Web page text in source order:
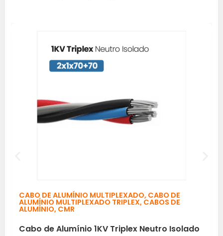
CABO DE ALUMÍNIO MULTIPLEXADO, CABO DE
ALUMÍNIO MULTIPLEXADO TRIPLEX, CABOS DE
ALUMÍNIO, CMR
Cabo de Alumínio 1KV Triplex Neutro Isolado